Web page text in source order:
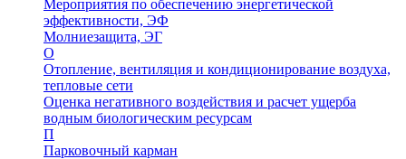
Мероприятия по обеспечению энергетической
эффективности, ЭФ
Молниезащита, ЭГ
О
Отопление, вентиляция и кондиционирование воздуха,
тепловые сети
Оценка негативного воздействия и расчет ущерба
водным биологическим ресурсам
П
Парковочный карман